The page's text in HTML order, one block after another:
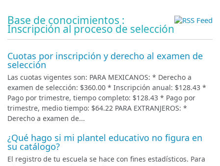
Base de conocimientos :
Inscripción al proceso de selección
Cuotas por inscripción y derecho al examen de
selección
Las cuotas vigentes son: PARA MEXICANOS: * Derecho a
examen de selección: $360.00 * Inscripción anual: $128.43 *
Pago por trimestre, tiempo completo: $128.43 * Pago por
trimestre, medio tiempo: $64.22 PARA EXTRANJEROS: *
Derecho a examen de...
¿Qué hago si mi plantel educativo no figura en
su catálogo?
El registro de tu escuela se hace con fines estadísticos. Para